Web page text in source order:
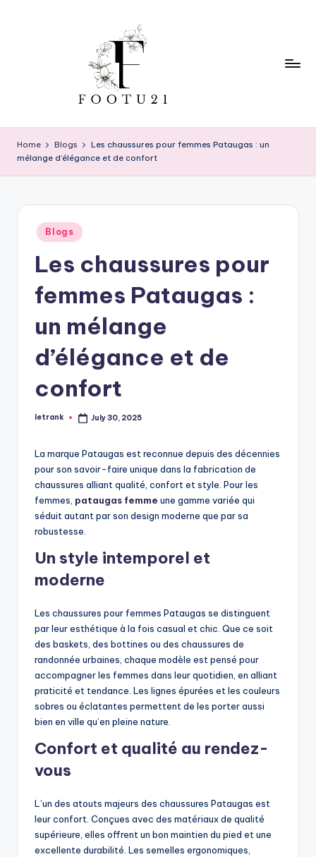
o
o
Home Blogs
Les chaussures pour femmes Pataugas : un
mélange d’élégance et de confort
Posted
in
Blogs
Les chaussures pour
femmes Pataugas :
un mélange
d’élégance et de
confort
Posted
letrank July 30, 2025
La marque Pataugas est reconnue depuis des décennies
pour son savoir-faire unique dans la fabrication de
chaussures alliant qualité, confort et style. Pour les
femmes, pataugas femme une gamme variée qui
séduit autant par son design moderne que par sa
robustesse.
Un style intemporel et
moderne
Les chaussures pour femmes Pataugas se distinguent
par leur esthétique à la fois casual et chic. Que ce soit
des baskets, des bottines ou des chaussures de
randonnée urbaines, chaque modèle est pensé pour
accompagner les femmes dans leur quotidien, en alliant
praticité et tendance. Les lignes épurées et les couleurs
sobres ou éclatantes permettent de les porter aussi
bien en ville qu’en pleine nature.
Confort et qualité au rendez-
vous
L’un des atouts majeurs des chaussures Pataugas est
leur confort. Conçues avec des matériaux de qualité
supérieure, elles offrent un bon maintien du pied et une
excellente durabilité. Les semelles ergonomiques,